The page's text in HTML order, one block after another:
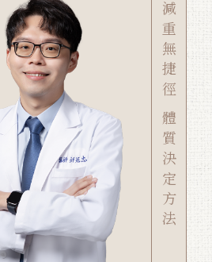
減重無捷徑 體質決定方法